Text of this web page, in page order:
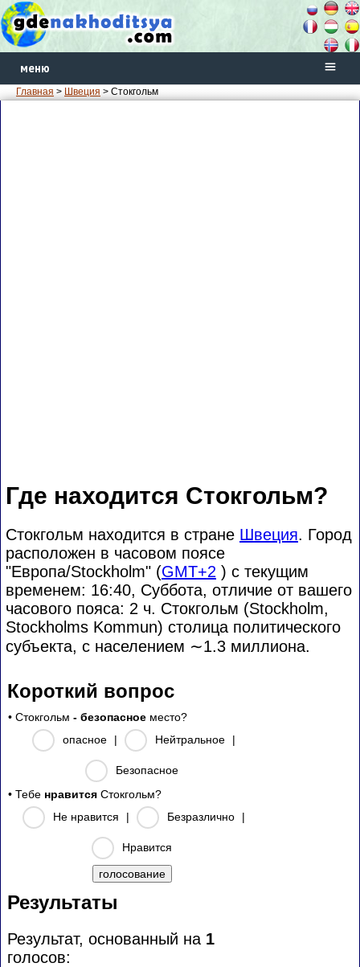
меню
Главная > Швеция > Стокгольм
Где находится Стокгольм?
Стокгольм находится в стране Швеция. Город
расположен в часовом поясе
"Европа/Stockholm" (GMT+2 ) с текущим
временем: 16:40, Суббота, отличие от вашего
часового пояса: 2 ч. Стокгольм (Stockholm,
Stockholms Kommun) столица политического
субъекта, с населением ∼1.3 миллиона.
Короткий вопрос
• Стокгольм - безопасное место?
опасное
| Нейтральное |
Безопасное
• Тебе нравится Стокгольм?
Не нравится
| Безразлично |
Нравится
Результаты
Результат, основанный на 1
голосов: